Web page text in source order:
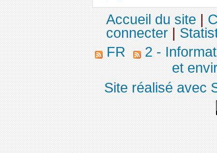
Accueil du site|
connecter|
FR
2 -
et
Site réalisé avec